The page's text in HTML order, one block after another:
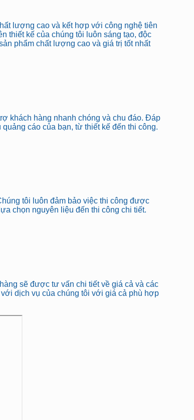
lượng cao và kết hợp với công nghệ tiên
thiết kế của chúng tôi luôn sáng tạo, độc
phẩm chất lượng cao và giá trị tốt nhất
khách hàng nhanh chóng và chu đáo. Đáp
cáo của bạn, từ thiết kế đến thi công.
tôi luôn đảm bảo việc thi công được
chọn nguyên liệu đến thi công chi tiết.
sẽ được tư vấn chi tiết về giá cả và các
dịch vụ của chúng tôi với giá cả phù hợp